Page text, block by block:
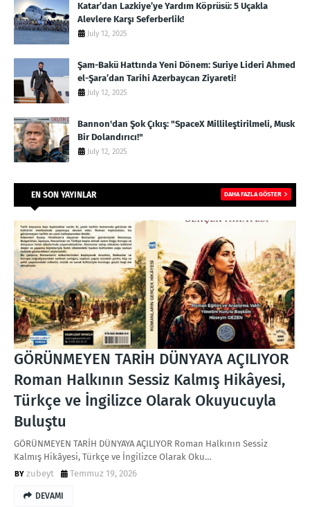
Katar’dan Lazkiye’ye Yardım Köprüsü: 5 Uçakla
Alevlere Karşı Seferberlik!
July 12, 2025
Şam-Bakü Hattında Yeni Dönem: Suriye Lideri Ahmed
el-Şara’dan Tarihi Azerbaycan Ziyareti!
July 12, 2025
Bannon'dan Şok Çıkış: "SpaceX Millileştirilmeli, Musk
Bir Dolandırıcı!"
July 12, 2025
EN SON YAYINLAR DAHA FAZLA GÖSTER
GÖRÜNMEYEN TARİH DÜNYAYA AÇILIYOR
Roman Halkının Sessiz Kalmış Hikâyesi,
Türkçe ve İngilizce Olarak Okuyucuyla
Buluştu
GÖRÜNMEYEN TARİH DÜNYAYA AÇILIYOR Roman Halkının Sessiz
Kalmış Hikâyesi, Türkçe ve İngilizce Olarak Oku…
zubeyt
Temmuz 19, 2026
DEVAMI